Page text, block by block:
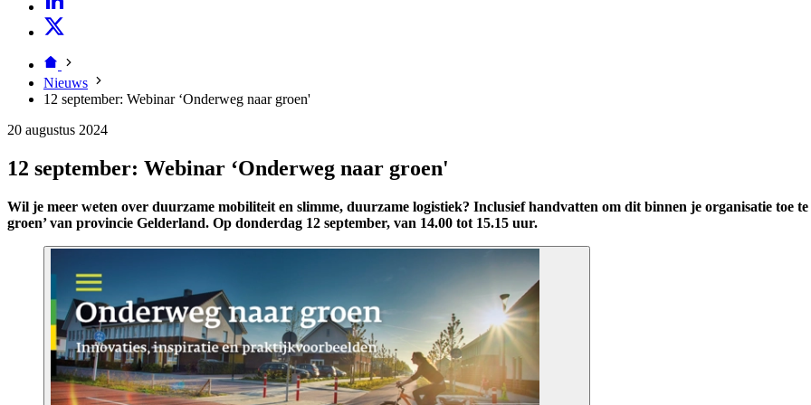
Nieuws
12 september: Webinar ‘Onderweg naar groen'
20 augustus 2024
12 september: Webinar ‘Onderweg naar groen'
Wil je meer weten over duurzame mobiliteit en slimme, duurzame logistiek? Inclusief handvatten om dit binnen je organisatie toe
groen’ van provincie Gelderland. Op donderdag 12 september, van 14.00 tot 15.15 uur.